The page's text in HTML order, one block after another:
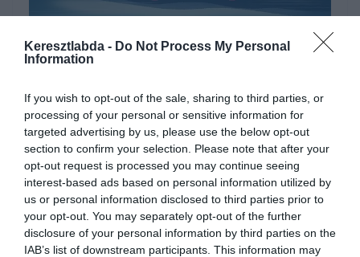
Keresztlabda - Do Not Process My Personal
Information
If you wish to opt-out of the sale, sharing to third parties, or
processing of your personal or sensitive information for
targeted advertising by us, please use the below opt-out
section to confirm your selection. Please note that after your
opt-out request is processed you may continue seeing
interest-based ads based on personal information utilized by
us or personal information disclosed to third parties prior to
your opt-out. You may separately opt-out of the further
disclosure of your personal information by third parties on the
IAB’s list of downstream participants. This information may